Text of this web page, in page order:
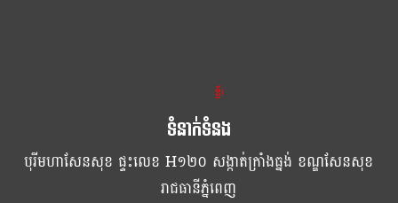
ខ្លឹម ខ្លី រហ័ស
ទំនាក់ទំនង
បុរីមហាសែនសុខ ផ្ទះលេខ H១២០ សង្កាត់ក្រាំងធ្នង់ ខណ្ឌសែនសុខ
រាជធានីភ្នំពេញ